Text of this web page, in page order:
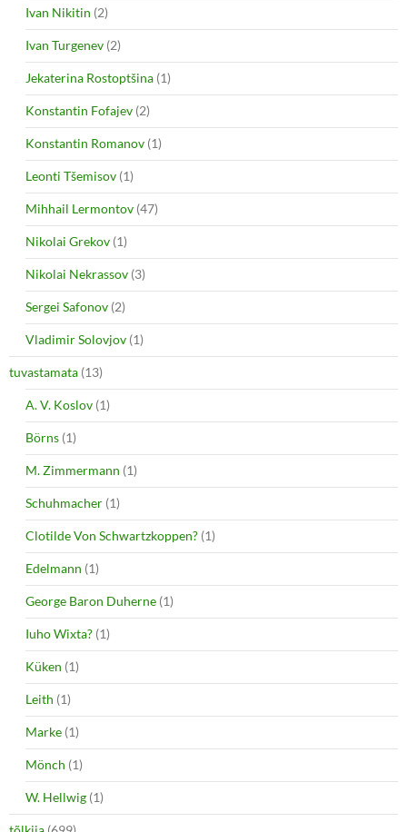
Ivan Nikitin (2)
Ivan Turgenev (2)
Jekaterina Rostoptšina (1)
Konstantin Fofajev (2)
Konstantin Romanov (1)
Leonti Tšemisov (1)
Mihhail Lermontov (47)
Nikolai Grekov (1)
Nikolai Nekrassov (3)
Sergei Safonov (2)
Vladimir Solovjov (1)
tuvastamata (13)
A. V. Koslov (1)
Börns (1)
M. Zimmermann (1)
Schuhmacher (1)
Clotilde Von Schwartzkoppen? (1)
Edelmann (1)
George Baron Duherne (1)
Iuho Wixta? (1)
Küken (1)
Leith (1)
Marke (1)
Mönch (1)
W. Hellwig (1)